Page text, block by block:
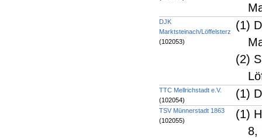
DJK
Marktsteinach/Löffelsterz
(102053)
(1)
(2)
TTC Mellrichstadt e.V.
(102054)
(1)
TSV Münnerstadt 1863
(102055)
(1)
8,